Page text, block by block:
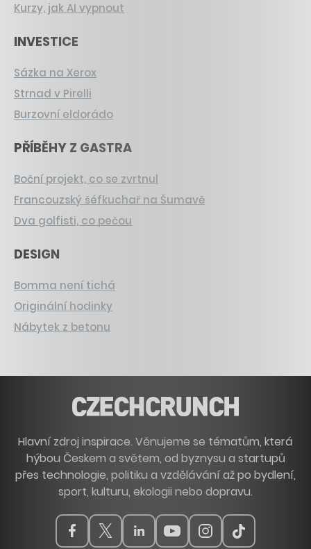
Kurzy, jak AI vypnout
INVESTICE
Sázka na Xerox
Strnad v Pirelli
Burzovní eldorádo
PŘÍBĚHY Z GASTRA
Boční projekt, co se zvrtnul
Francouzský šéfkuchař na Šumavě
Dva golfisti, co pečou
DESIGN
Bomma není tichá
Originální hodinky
Nábytek z betonu
Hlavní zdroj inspirace. Věnujeme se tématům, která
hýbou Českem a světem, od byznysu a startupů
přes technologie, politiku a vzdělávání až po bydlení,
sport, kulturu, ekologii nebo dopravu.